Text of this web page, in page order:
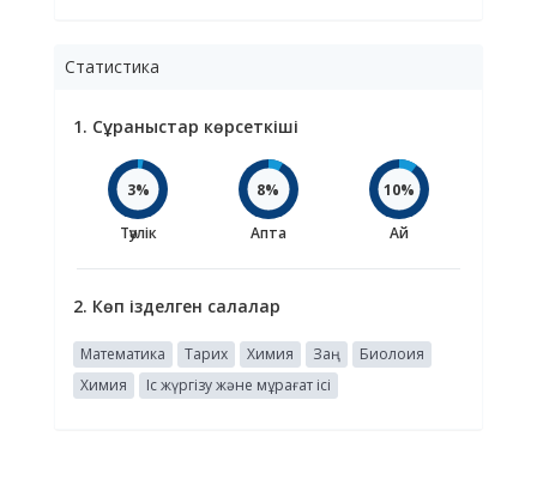
Статистика
1. Сұраныстар көрсеткіші
3%
Тәулік
8%
Апта
10%
Ай
2. Көп ізделген салалар
Математика Тарих Химия Заң
Биолоия
Химия
Іс жүргізу және мұрағат ісі